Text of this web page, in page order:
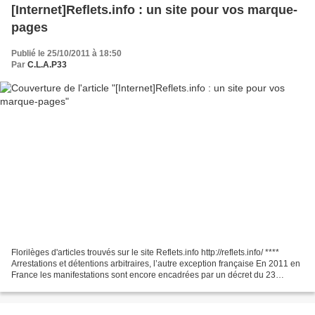
[Internet]Reflets.info : un site pour vos marque-
pages
Publié le 25/10/2011 à 18:50
Par C.L.A.P33
Florilèges d'articles trouvés sur le site Reflets.info http://reflets.info/ ****
Arrestations et détentions arbitraires, l’autre exception française En 2011 en
France les manifestations sont encore encadrées par un décret du 23